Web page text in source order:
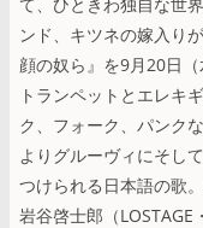
ンド、キツネの嫁入り
顔の奴ら』を9月20日（
トランペットとエレキ
ク、フォーク、パンク
よりグルーヴィにそし
つけられる日本語の歌
岩谷啓士郎（